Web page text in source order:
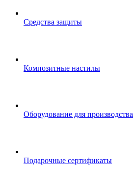
Средства защиты
Композитные настилы
Оборудование для производства
Подарочные сертификаты